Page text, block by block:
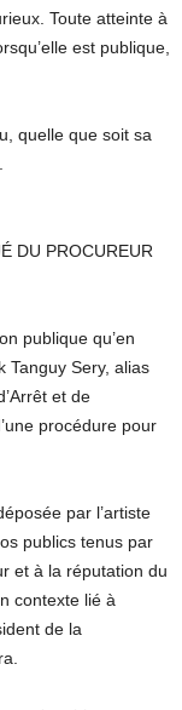
Toute atteinte à
est publique,
quelle que soit sa
DU PROCUREUR
publique qu’en
Tanguy Sery, alias
et de
procédure pour
par l’artiste
publics tenus par
et à la réputation du
contexte lié à
de la